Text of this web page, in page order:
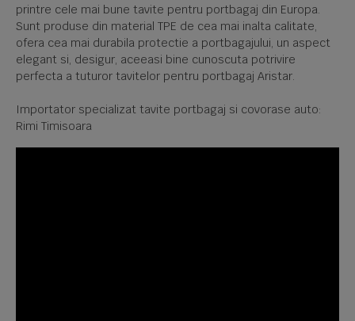
printre cele mai bune tavite pentru portbagaj din Europa.
Sunt produse din material TPE de cea mai inalta calitate,
ofera cea mai durabila protectie a portbagajului, un aspect
elegant si, desigur, aceeasi bine cunoscuta potrivire
perfecta a tuturor tavitelor pentru portbagaj Aristar.
Importator specializat tavite portbagaj si covorase auto:
Rimi Timisoara